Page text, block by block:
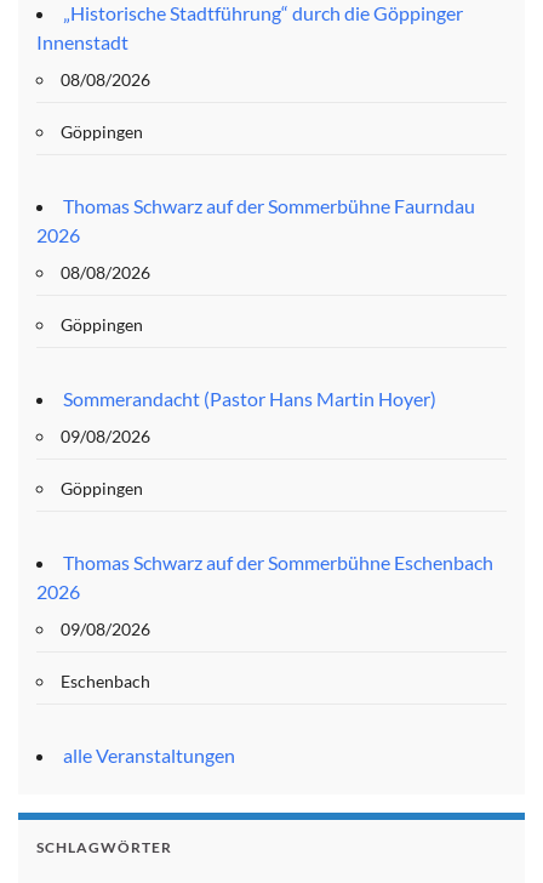
„Historische Stadtführung“ durch die Göppinger
Innenstadt
08/08/2026
Göppingen
Thomas Schwarz auf der Sommerbühne Faurndau
2026
08/08/2026
Göppingen
Sommerandacht (Pastor Hans Martin Hoyer)
09/08/2026
Göppingen
Thomas Schwarz auf der Sommerbühne Eschenbach
2026
09/08/2026
Eschenbach
alle Veranstaltungen
SCHLAGWÖRTER